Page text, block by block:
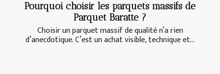
Pourquoi choisir les parquets massifs de
Parquet Baratte ?
Choisir un parquet massif de qualité n’a rien
d’anecdotique. C’est un achat visible, technique et...